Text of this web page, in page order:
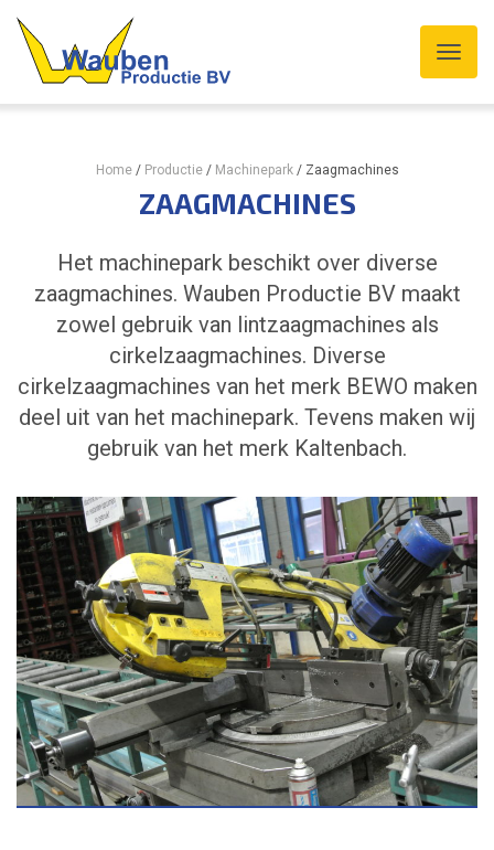
Home/ Productie/ Machinepark/ Zaagmachines
ZAAGMACHINES
Het machinepark beschikt over diverse
zaagmachines. Wauben Productie BV maakt
zowel gebruik van lintzaagmachines als
cirkelzaagmachines. Diverse
cirkelzaagmachines van het merk BEWO maken
deel uit van het machinepark. Tevens maken wij
gebruik van het merk Kaltenbach.